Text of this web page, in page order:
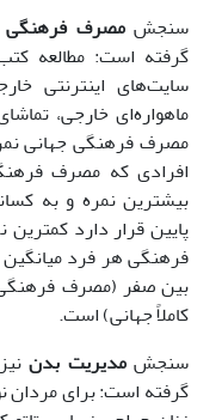
سنجشمصرف فرهنگی
گرفته ‌است: مطالعه کتب
سایت‌های اینترنتی
ماهواره‌ای خارجی،
مصرف فرهنگی جهانی
افرادی که مصرف
بیشترین نمره و به
پایین قرار دارد
فرهنگی هر فرد
بین صفر (مصرف
کاملاً جهانی) است.
سنجشمدیریت بدن
گرفته ‌است: برای